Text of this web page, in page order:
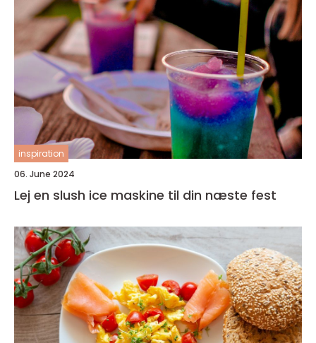
inspiration
06. June 2024
Lej en slush ice maskine til din næste fest